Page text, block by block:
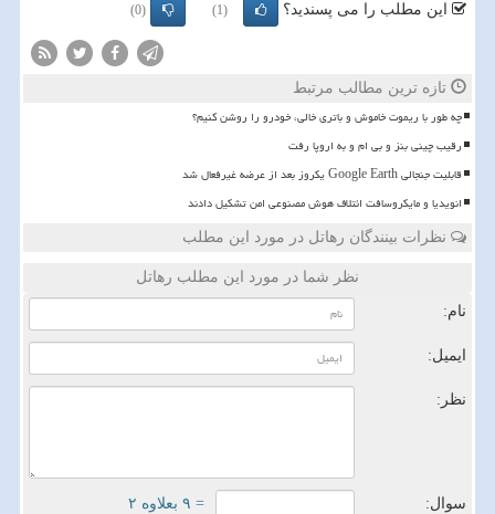
این مطلب را می پسندید؟ (1)
(0)
تازه ترین مطالب مرتبط
چه طور با ریموت خاموش و باتری خالی، خودرو را روشن کنیم؟
رقیب چینی بنز و بی ام و به اروپا رفت
قابلیت جنجالی Google Earth یکروز بعد از عرضه غیرفعال شد
انویدیا و مایکروسافت ائتلاف هوش مصنوعی امن تشکیل دادند
نظرات بینندگان رهاتل در مورد این مطلب
نظر شما در مورد این مطلب رهاتل
نام:
ایمیل:
نظر:
سوال: = ۹ بعلاوه ۲